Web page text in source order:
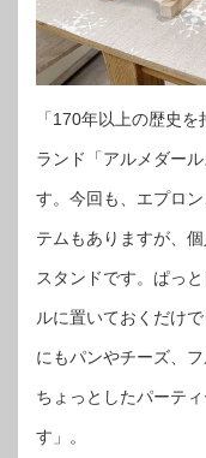
「170年以上の歴史
ランド「アルメダー
す。今回も、エプロ
テムもありますが、
スタンドです。ぱっ
ルに置いておくだけ
にもパンやチーズ、
ちょっとしたパーテ
す」。